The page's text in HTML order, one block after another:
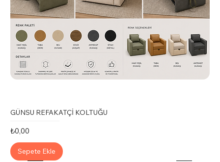
GÜNSU REFAKATÇİ KOLTUĞU
Fiyat
₺0,00
Sepete Ekle